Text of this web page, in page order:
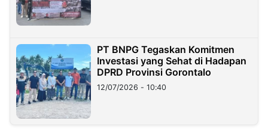
PT BNPG Tegaskan Komitmen
Investasi yang Sehat di Hadapan
DPRD Provinsi Gorontalo
12/07/2026 - 10:40